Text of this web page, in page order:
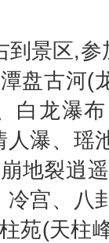
到景区,
盘古河(
白龙瀑
瀑、瑶
地裂逍
宫、八
苑(天柱